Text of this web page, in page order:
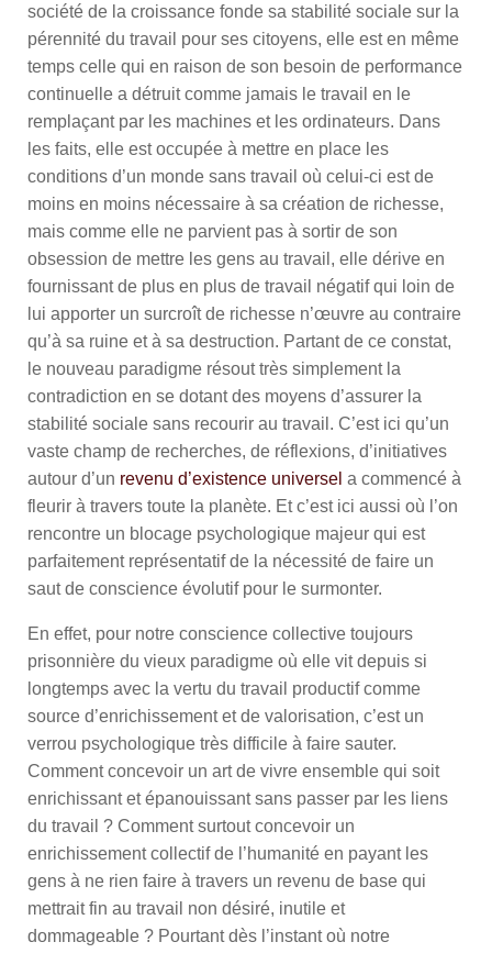
société de la croissance fonde sa stabilité sociale sur la
pérennité du travail pour ses citoyens, elle est en même
temps celle qui en raison de son besoin de performance
continuelle a détruit comme jamais le travail en le
remplaçant par les machines et les ordinateurs. Dans
les faits, elle est occupée à mettre en place les
conditions d’un monde sans travail où celui-ci est de
moins en moins nécessaire à sa création de richesse,
mais comme elle ne parvient pas à sortir de son
obsession de mettre les gens au travail, elle dérive en
fournissant de plus en plus de travail négatif qui loin de
lui apporter un surcroît de richesse n’œuvre au contraire
qu’à sa ruine et à sa destruction. Partant de ce constat,
le nouveau paradigme résout très simplement la
contradiction en se dotant des moyens d’assurer la
stabilité sociale sans recourir au travail. C’est ici qu’un
vaste champ de recherches, de réflexions, d’initiatives
autour d’un revenu d’existence universel a commencé à
fleurir à travers toute la planète. Et c’est ici aussi où l’on
rencontre un blocage psychologique majeur qui est
parfaitement représentatif de la nécessité de faire un
saut de conscience évolutif pour le surmonter.
En effet, pour notre conscience collective toujours
prisonnière du vieux paradigme où elle vit depuis si
longtemps avec la vertu du travail productif comme
source d’enrichissement et de valorisation, c’est un
verrou psychologique très difficile à faire sauter.
Comment concevoir un art de vivre ensemble qui soit
enrichissant et épanouissant sans passer par les liens
du travail ? Comment surtout concevoir un
enrichissement collectif de l’humanité en payant les
gens à ne rien faire à travers un revenu de base qui
mettrait fin au travail non désiré, inutile et
dommageable ? Pourtant dès l’instant où notre